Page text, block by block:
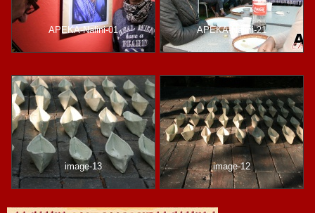
APEKA-Nalini-01 APEKA-Nalini-21
image-13 image-12